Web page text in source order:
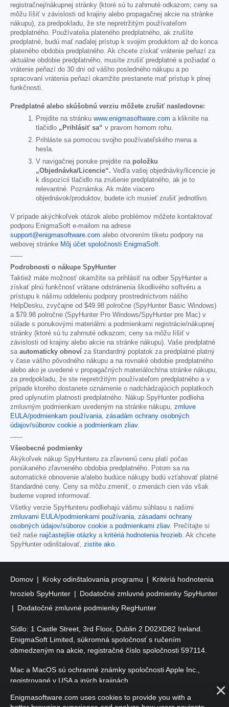
registračnej/nákupnej stránky (ktoré sú tu zahrnuté odkazom; ceny sa
môžu líšiť v závislosti od krajiny alebo propagačnej akcie na stránke
nákupu), za predpokladu, že ste nepretržitým používateľom
predplatného. Používatelia plateného predplatného, ak zrušíte
predplatné, budú mať naďalej prístup k svojim produktom až do konca
plateného obdobia predplatného. Ak chcete získať vrátenie peňazí za
aktuálne obdobie predplatného, musíte zrušiť predplatné a požiadať o
vrátenie peňazí do 30 dní od vášho posledného nákupu a po
spracovaní vrátenia peňazí okamžite prestanete mať prístup k plnej
funkčnosti.
Predplatné alebo skúšobnú verziu môžete zrušiť nasledovne:
Prejdite na stránku www.enigmasoftware.com a kliknite na
tlačidlo „Prihlásiť sa“ v pravom hornom rohu.
Prihláste sa pomocou svojho používateľského mena a
hesla.
V navigačnej ponuke prejdite na položku
„Objednávka/Licencie“. Vedľa vašej objednávky/licencie je
k dispozícii tlačidlo na zrušenie predplatného, ak je to
relevantné. Poznámka: Ak máte viacero
objednávok/produktov, budete ich musieť zrušiť jednotlivo.
V prípade akýchkoľvek otázok alebo problémov môžete kontaktovať
podporu EnigmaSoft e-mailom na adrese
support@enigmasoftware.com alebo otvorením tiketu podpory na
webovej stránke Môj účet spoločnosti EnigmaSoft.
------
Podrobnosti o nákupe SpyHunter
Taktiež máte možnosť okamžite sa prihlásiť na odber SpyHunter a
získať plnú funkčnosť vrátane odstránenia škodlivého softvéru a
prístupu k nášmu oddeleniu podpory prostredníctvom nášho
HelpDesku, zvyčajne od $49.98 polročne (SpyHunter Basic Windows)
a $79.98 polročne (SpyHunter Pro Windows/SpyHunter pre Mac) v
súlade s ponukovými materiálmi a podmienkami registrácie/nákupnej
stránky (ktoré sú tu zahrnuté odkazom; ceny sa môžu líšiť v
závislosti od krajiny alebo akcie na stránke nákupu). Vaše predplatné
sa automaticky obnoví za štandardný poplatok za predplatné platný
v čase vášho pôvodného nákupu a na rovnaké obdobie predplatného
alebo ako je uvedené v propagačných materiáloch/na stránke nákupu,
za predpokladu, že ste nepretržitým používateľom predplatného a v
prípade ktorého dostanete oznámenie o nadchádzajúcich poplatkoch
pred uplynutím platnosti predplatného. Nákup SpyHunter podlieha
zmluvným podmienkam uvedeným na stránke nákupu, zmluve
EULA/podmienkam používania, zásadám ochrany osobných
údajov/súborov cookie a podmienkam zliav.
------
Všeobecné podmienky
Akýkoľvek nákup SpyHunteru za zľavnenú cenu platí počas
ponúkaného zľavneného obdobia predplatného. Potom sa na
automatické obnovenie a/alebo budúce nákupy budú vzťahovať platné
štandardné ceny. Ceny sa môžu zmeniť, o zmenách cien vás však
budeme vopred informovať.
Všetky verzie SpyHunteru podliehajú vášmu súhlasu s našimi
zmluvami EULA/podmienkami používania, zásadami ochrany
osobných údajov/súborov cookie a podmienkami zliav. Prečítajte si
tiež naše najčastejšie otázky a kritériá hodnotenia hrozieb. Ak chcete
SpyHunter odinštalovať, zistite ako.
Domov Kroky odinštalovania programu
Kritériá hodnotenia
hrozieb SpyHunter
Dodatočné zmluvné podmienky SpyHunter
Dodatočné zmluvné podmienky RegHunter
Sídlo: 1 Castle Street, 3rd Floor, Dublin 2 D02XD82 Ireland.
EnigmaSoft Limited, súkromná spoločnosť s ručením
obmedzeným na akcie, registračné číslo spoločnosti 597114.
Mac a MacOS sú ochranné známky spoločnosti Apple Inc.,
registrované v USA a iných krajinách.
Copyright 2016-2026 . EnigmaSoft Ltd. Všetky práva vyhradené.
Enigmasoftware.com uses cookies to provide you with a